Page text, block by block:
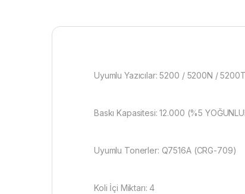
Uyumlu Yazıcılar: 5200 / 5200N /
Baskı Kapasitesi: 12.000 (%5
Uyumlu Tonerler: Q7516A (CRG-709)
Koli İçi Miktarı: 4